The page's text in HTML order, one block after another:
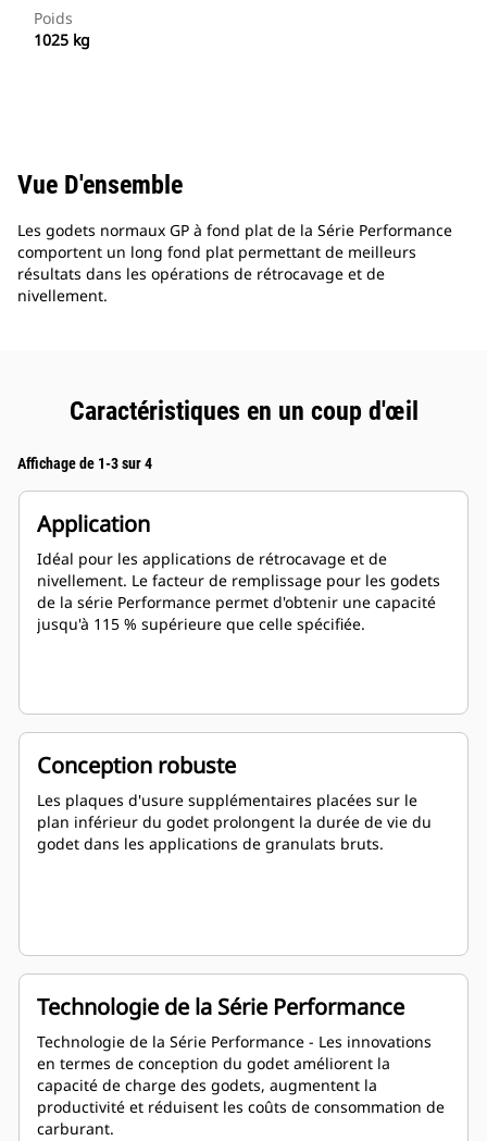
Poids
1025 kg
Vue D'ensemble
Les godets normaux GP à fond plat de la Série Performance
comportent un long fond plat permettant de meilleurs
résultats dans les opérations de rétrocavage et de
nivellement.
Caractéristiques en un coup d'œil
Affichage de 1-3 sur 4
Application
Idéal pour les applications de rétrocavage et de
nivellement. Le facteur de remplissage pour les godets
de la série Performance permet d'obtenir une capacité
jusqu'à 115 % supérieure que celle spécifiée.
Conception robuste
Les plaques d'usure supplémentaires placées sur le
plan inférieur du godet prolongent la durée de vie du
godet dans les applications de granulats bruts.
Technologie de la Série Performance
Technologie de la Série Performance - Les innovations
en termes de conception du godet améliorent la
capacité de charge des godets, augmentent la
productivité et réduisent les coûts de consommation de
carburant.